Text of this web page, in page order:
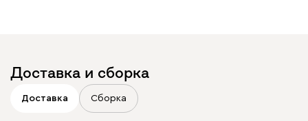
Доставка и сборка
Доставка Сборка